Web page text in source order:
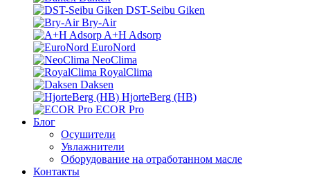
DST-Seibu Giken
Bry-Air
A+H Adsorp
EuroNord
NeoClima
RoyalClima
Daksen
HjorteBerg (HB)
ECOR Pro
Блог
Осушители
Увлажнители
Оборудование на отработанном масле
Контакты